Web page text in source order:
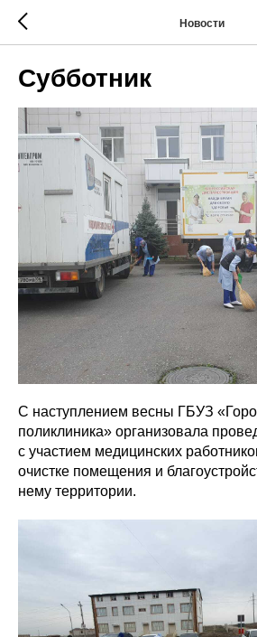
Новости
Субботник
С наступлением весны ГБУЗ
поликлиника» организовала
с участием медицинских
очистке помещения и
нему территории.